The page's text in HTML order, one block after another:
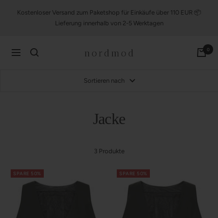
Kostenloser Versand zum Paketshop für Einkäufe über 110 EUR 📦
Lieferung innerhalb von 2-5 Werktagen
Navigation nordmod 0
Sortieren nach
Jacke
3 Produkte
SPARE 50% SPARE 50%